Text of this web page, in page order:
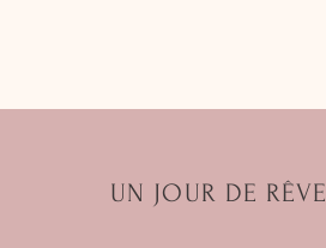
UN JOUR DE RÊVE